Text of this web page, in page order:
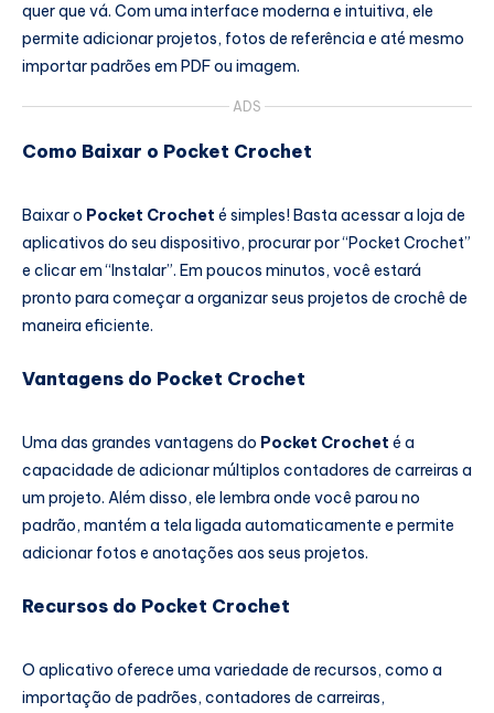
quer que vá. Com uma interface moderna e intuitiva, ele
permite adicionar projetos, fotos de referência e até mesmo
importar padrões em PDF ou imagem.
ADS
Como Baixar o Pocket Crochet
Baixar o Pocket Crochet é simples! Basta acessar a loja de
aplicativos do seu dispositivo, procurar por “Pocket Crochet”
e clicar em “Instalar”. Em poucos minutos, você estará
pronto para começar a organizar seus projetos de crochê de
maneira eficiente.
Vantagens do Pocket Crochet
Uma das grandes vantagens do Pocket Crochet é a
capacidade de adicionar múltiplos contadores de carreiras a
um projeto. Além disso, ele lembra onde você parou no
padrão, mantém a tela ligada automaticamente e permite
adicionar fotos e anotações aos seus projetos.
Recursos do Pocket Crochet
O aplicativo oferece uma variedade de recursos, como a
importação de padrões, contadores de carreiras,